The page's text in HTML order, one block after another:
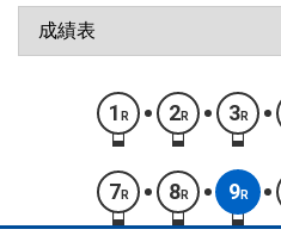
1 R 2R 3R
7 R 8R 9R